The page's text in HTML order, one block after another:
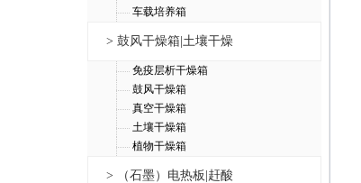
车载培养箱
> 鼓风干燥箱|土壤干燥
免疫层析干燥箱
鼓风干燥箱
真空干燥箱
土壤干燥箱
植物干燥箱
> （石墨）电热板|赶酸